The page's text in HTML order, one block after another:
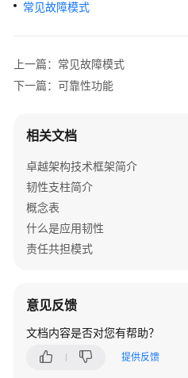
框
实
践
越
构
技
术
框
简
韧
性
柱
常见故障模式
上一篇：常见故障模式
下一篇：可靠性功能
相关文档
卓越架构技术框架简介
韧性支柱简介
概念表
什么是应用韧性
责任共担模式
意见反馈
文档内容是否对您有帮助？
提供反馈